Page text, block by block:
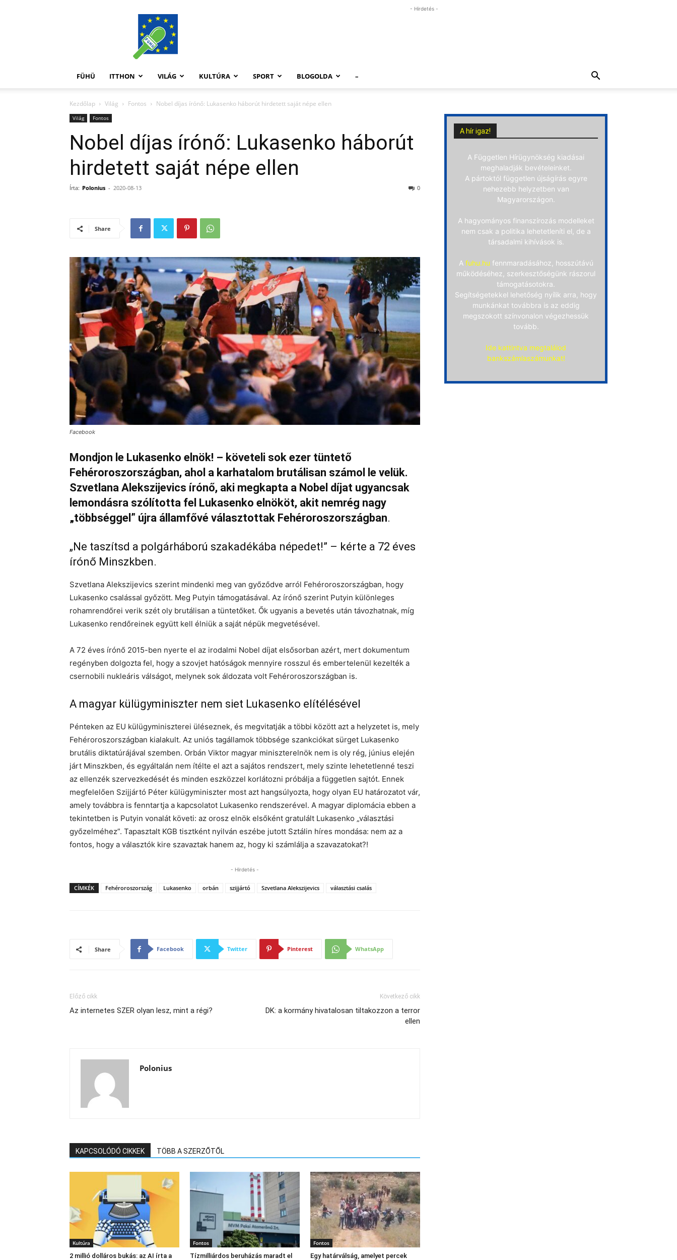
FüHü
- Hirdetés -
FÜHÜ ITTHON VILÁG KULTÚRA SPORT BLOGOLDA –
Kezdőlap Világ Fontos Nobel díjas írónő: Lukasenko háborút hirdetett saját népe ellen
Világ Fontos
Nobel díjas írónő: Lukasenko háborút
hirdetett saját népe ellen
Írta: Polonius - 2020-08-13 0
Share
Facebook
Mondjon le Lukasenko elnök! – követeli sok ezer tüntető
Fehéroroszországban, ahol a karhatalom brutálisan számol le velük.
Szvetlana Alekszijevics írónő, aki megkapta a Nobel díjat ugyancsak
lemondásra szólította fel Lukasenko elnököt, akit nemrég nagy
„többséggel” újra államfővé választottak Fehéroroszországban.
„Ne taszítsd a polgárháború szakadékába népedet!” – kérte a 72 éves
írónő Minszkben.
Szvetlana Alekszijevics szerint mindenki meg van győződve arról Fehéroroszországban, hogy
Lukasenko csalással győzött. Meg Putyin támogatásával. Az írónő szerint Putyin különleges
rohamrendőrei verik szét oly brutálisan a tüntetőket. Ők ugyanis a bevetés után távozhatnak, míg
Lukasenko rendőreinek együtt kell élniük a saját népük megvetésével.
A 72 éves írónő 2015-ben nyerte el az irodalmi Nobel díjat elsősorban azért, mert dokumentum
regényben dolgozta fel, hogy a szovjet hatóságok mennyire rosszul és embertelenül kezelték a
csernobili nukleáris válságot, melynek sok áldozata volt Fehéroroszországban is.
A magyar külügyminiszter nem siet Lukasenko elítélésével
Pénteken az EU külügyminiszterei üléseznek, és megvitatják a többi között azt a helyzetet is, mely
Fehéroroszországban kialakult. Az uniós tagállamok többsége szankciókat sürget Lukasenko
brutális diktatúrájával szemben. Orbán Viktor magyar miniszterelnök nem is oly rég, június elején
járt Minszkben, és egyáltalán nem ítélte el azt a sajátos rendszert, mely szinte lehetetlenné teszi
az ellenzék szervezkedését és minden eszközzel korlátozni próbálja a független sajtót. Ennek
megfelelően Szijjártó Péter külügyminiszter most azt hangsúlyozta, hogy olyan EU határozatot vár,
amely továbbra is fenntartja a kapcsolatot Lukasenko rendszerével. A magyar diplomácia ebben a
tekintetben is Putyin vonalát követi: az orosz elnök elsőként gratulált Lukasenko „választási
győzelméhez”. Tapasztalt KGB tisztként nyilván eszébe jutott Sztálin híres mondása: nem az a
fontos, hogy a választók kire szavaztak hanem az, hogy ki számlálja a szavazatokat?!
- Hirdetés -
CÍMKÉK Fehéroroszország Lukasenko orbán szijjártó Szvetlana Alekszijevics választási csalás
Share Facebook Twitter Pinterest WhatsApp
Előző cikk
Az internetes SZER olyan lesz, mint a régi?
Következő cikk
DK: a kormány hivatalosan tiltakozzon a terror
ellen
Polonius
KAPCSOLÓDÓ CIKKEK TÖBB A SZERZŐTŐL
Kultúra
2 millió dolláros bukás: az AI írta a
Fontos
Tízmilliárdos beruházás maradt el
Fontos
Egy határválság, amelyet percek
A hír igaz!
A Független Hírügynökség kiadásai
meghaladják bevételeinket.
A pártoktól független újságírás egyre
nehezebb helyzetben van
Magyarországon.
A hagyományos finanszírozás modelleket
nem csak a politika lehetetleníti el, de a
társadalmi kihívások is.
A fuhu.hu fennmaradásához, hosszútávú
működéséhez, szerkesztőségünk rászorul
támogatásotokra.
Segítségetekkel lehetőség nyílik arra, hogy
munkánkat továbbra is az eddig
megszokott színvonalon végezhessük
tovább.
Ide kattintva megtalálod
bankszámlaszámunkat!